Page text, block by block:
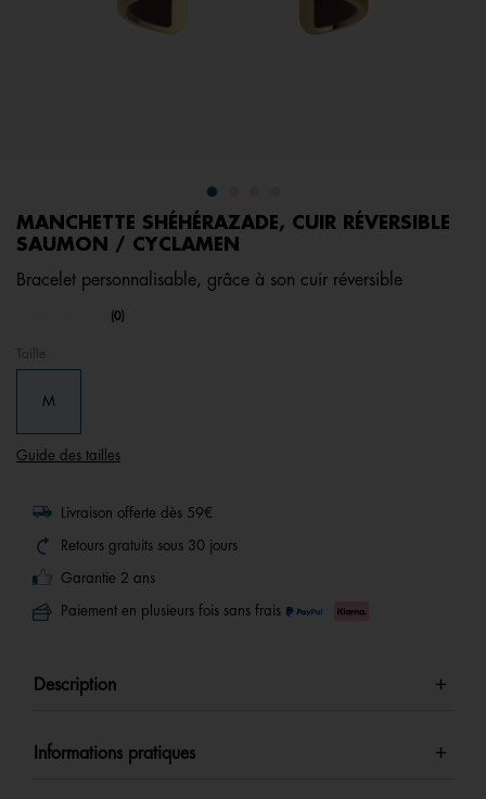
MANCHETTE SHÉHÉRAZADE, CUIR RÉVERSIBLE
SAUMON / CYCLAMEN
Bracelet personnalisable, grâce à son cuir réversible
undefined out of 5 Customer Rating
Aucune
page.
(0)
Taille
M
Guide des tailles
Livraison offerte dès 59€
Retours gratuits sous 30 jours
Garantie 2 ans
Paiement en plusieurs fois sans frais
Description
Informations pratiques